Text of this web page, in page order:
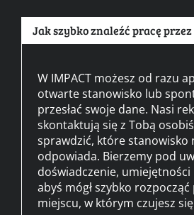
Jak szybko znaleźć pracę przez
W IMPACT możesz od razu
otwarte stanowisko lub
przesłać swoje dane. Nasi
skontaktują się z Tobą
sprawdzić, które stanowisko
odpowiada. Bierzemy pod
doświadczenie, umiejętności
abyś mógł szybko rozpocząć
miejscu, w którym czujesz